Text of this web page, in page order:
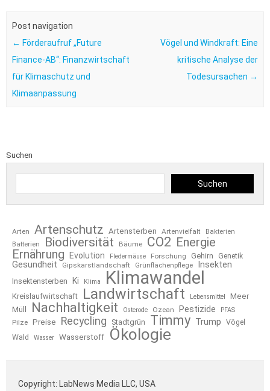
Post navigation
← Förderaufruf „Future
Finance-AB“: Finanzwirtschaft
für Klimaschutz und
Klimaanpassung
Vögel und Windkraft: Eine
kritische Analyse der
Todesursachen →
Suchen
Suchen
Arten Artenschutz Artensterben Artenvielfalt
Bakterien
Batterien
Biodiversität Bäume CO2 Energie
Ernährung
Evolution Fledermäuse Forschung Gehirn Genetik
Gesundheit Gipskarstlandschaft Grünflächenpflege Insekten
Insektensterben Ki Klima Klimawandel
Kreislaufwirtschaft Landwirtschaft Lebensmittel
Meer
Müll
Nachhaltigkeit Osterode Ozean Pestizide PFAS
Pilze Preise Recycling Stadtgrün Timmy Trump
Vögel
Wald
Wasser Wasserstoff Ökologie
Copyright: LabNews Media LLC, USA